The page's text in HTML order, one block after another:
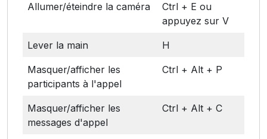
Allumer/éteindre la caméra
Ctrl + E ou
appuyez sur V
Lever la main H
Masquer/afficher les
participants à l'appel
Ctrl + Alt + P
Masquer/afficher les
messages d'appel
Ctrl + Alt + C